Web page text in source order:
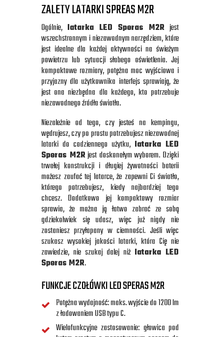
ZALETY LATARKI SPREAS M2R
Ogólnie, latarka LED Speras M2R jest
wszechstronnym i niezawodnym narzędziem, które
jest idealne dla każdej aktywności na świeżym
powietrzu lub sytuacji słabego oświetlenia. Jej
kompaktowe rozmiary, potężna moc wyjściowa i
przyjazny dla użytkownika interfejs sprawiają, że
jest ona niezbędna dla każdego, kto potrzebuje
niezawodnego źródła światła.
Niezależnie od tego, czy jesteś na kempingu,
wędrujesz, czy po prostu potrzebujesz niezawodnej
latarki do codziennego użytku, latarka LED
Speras M2Rjest doskonałym wyborem. Dzięki
trwałej konstrukcji i długiej żywotności baterii
możesz zaufać tej latarce, że zapewni Ci światło,
którego potrzebujesz, kiedy najbardziej tego
chcesz. Dodatkowo jej kompaktowy rozmiar
sprawia, że można ją łatwo zabrać ze sobą
gdziekolwiek się udasz, więc już nigdy nie
zostaniesz przyłapany w ciemności. Jeśli więc
szukasz wysokiej jakości latarki, która Cię nie
zawiedzie, nie szukaj dalej niż latarka LED
Speras M2R.
FUNKCJE CZOŁÓWKI LED SPERAS M2R
Potężna wydajność: maks. wyjście do 1200 lm
z ładowaniem USB typu C.
Wielofunkcyjne zastosowanie: głowica pod